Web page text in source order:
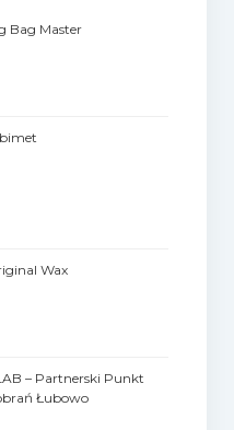
Bag Master
Wax
– Partnerski Punkt
Łubowo